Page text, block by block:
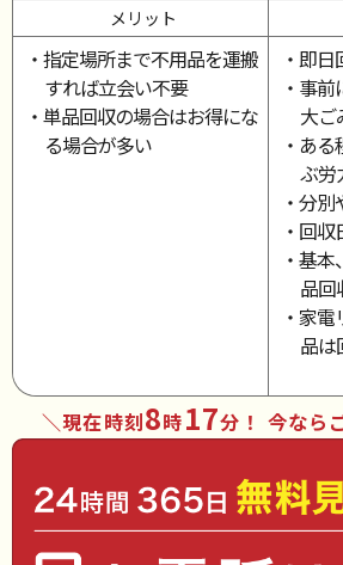
メリット
・指定場所まで不用品を運搬
すれば立会い不要
・単品回収の場合はお得にな
る場合が多い
・即
・事
大ご
・あ
ぶ労
・分
・回
・基
品回
・家
品は
現在時刻8時17分 ！ 今なら